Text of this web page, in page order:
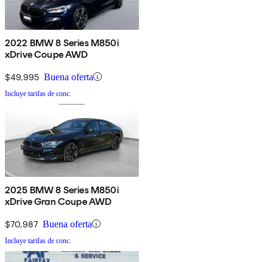
2022 BMW 8 Series M850i
xDrive Coupe AWD
$49,995 Buena oferta
Incluye tarifas de conc.
2025 BMW 8 Series M850i
xDrive Gran Coupe AWD
$70,987 Buena oferta
Incluye tarifas de conc.